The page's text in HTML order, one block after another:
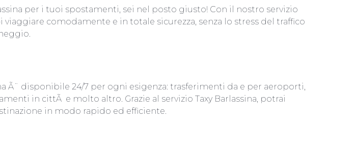
per i tuoi spostamenti, sei nel posto giusto! Con il nostro servizio
viaggiare comodamente e in totale sicurezza, senza lo stress del traffico
Ã¨ disponibile 24/7 per ogni esigenza: trasferimenti da e per aeroporti,
in cittÃ e molto altro. Grazie al servizio Taxy Barlassina, potrai
in modo rapido ed efficiente.